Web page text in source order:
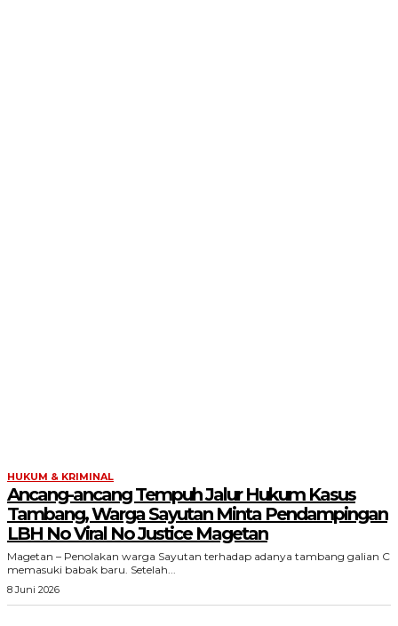
HUKUM & KRIMINAL
Ancang-ancang Tempuh Jalur Hukum Kasus
Tambang, Warga Sayutan Minta Pendampingan
LBH No Viral No Justice Magetan
Magetan – Penolakan warga Sayutan terhadap adanya tambang galian C
memasuki babak baru. Setelah...
8 Juni 2026